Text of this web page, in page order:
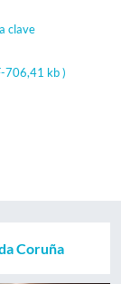
clave
706,41 kb )
Coruña